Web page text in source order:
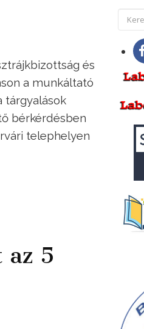
és
a munkáltató
tárgyalások
bérkérdésben
telephelyen
az 5